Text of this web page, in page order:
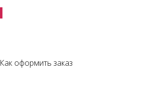
Как оформить заказ